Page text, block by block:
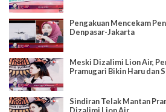
Pengakuan Mencekam
Denpasar-Jakarta
Meski Dizalimi Lion Air,
Pramugari Bikin Haru dan
Sindiran Telak Mantan